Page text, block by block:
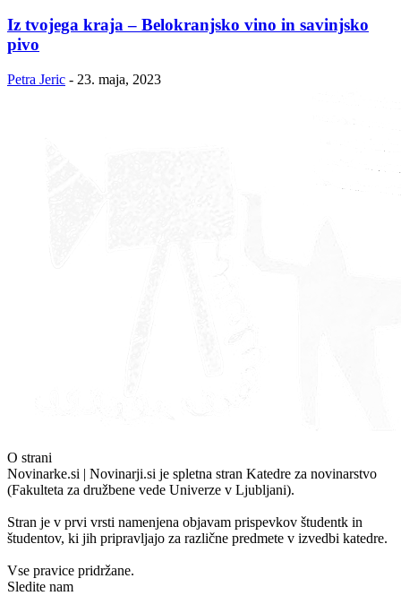
Iz tvojega kraja – Belokranjsko vino in savinjsko
pivo
Petra Jeric - 23. maja, 2023
O strani
Novinarke.si | Novinarji.si je spletna stran Katedre za novinarstvo
(Fakulteta za družbene vede Univerze v Ljubljani).
Stran je v prvi vrsti namenjena objavam prispevkov študentk in
študentov, ki jih pripravljajo za različne predmete v izvedbi katedre.
Vse pravice pridržane.
Sledite nam